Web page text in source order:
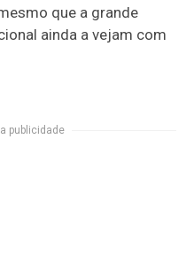
que a grande
ainda a vejam com
publicidade